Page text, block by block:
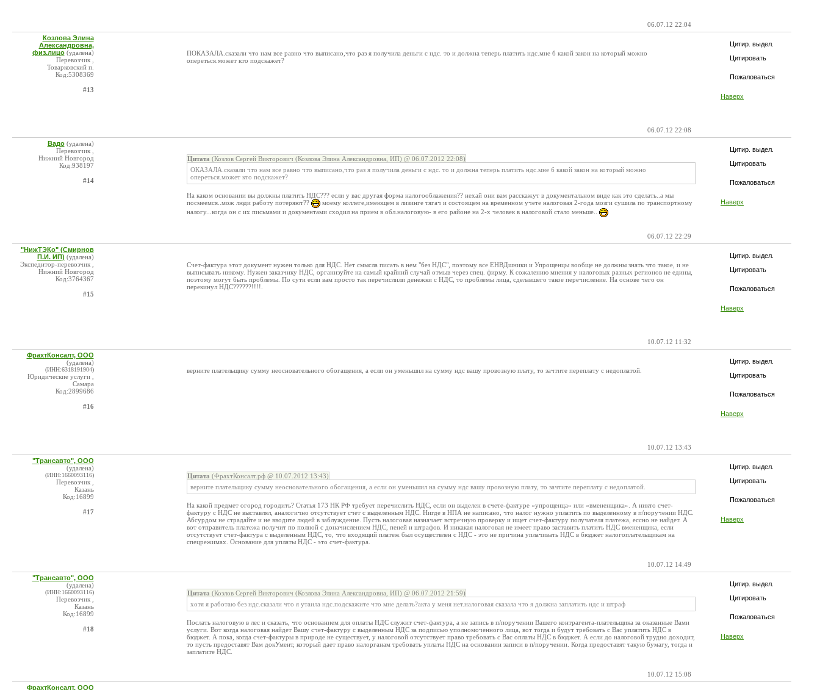
06.07.12 22:04
Цитир. выдел.
Цитировать
Пожаловаться
Наверх
Козлова Элина
Александровна,
физ.лицо (удалена)
Перевозчик ,
Товарковский п.
Код:5308369
#13
ПОКАЗАЛА.сказали что нам все равно что выписано,что раз я получила деньги с ндс. то и должна теперь платить ндс.мне б какой закон на который можно
опереться.может кто подскажет?
06.07.12 22:08
Цитир. выдел.
Цитировать
Пожаловаться
Наверх
Вадо (удалена)
Перевозчик ,
Нижний Новгород
Код:938197
#14
Цитата (Козлов Сергей Викторович (Козлова Элина Александровна, ИП) @ 06.07.2012 22:08)
ОКАЗАЛА.сказали что нам все равно что выписано,что раз я получила деньги с ндс. то и должна теперь платить ндс.мне б какой закон на который можно
опереться.может кто подскажет?
На каком основании вы должны платить НДС??? если у вас другая форма налогооблажения?? нехай они вам расскажут в документальном виде как это сделать..а мы
посмеемся..мож люди работу потеряют??
моему коллеге,имеющем в лизинге тягач и состоящем на временном учете налоговая 2-года мозги сушила по транспортному
налогу...когда он с их письмами и документами сходил на прием в обл.налоговую- в его районе на 2-х человек в налоговой стало меньше..
06.07.12 22:29
Цитир. выдел.
Цитировать
Пожаловаться
Наверх
"НижТЭКо" (Смирнов
П.И. ИП) (удалена)
Экспедитор-перевозчик ,
Нижний Новгород
Код:3764367
#15
Счет-фактура этот документ нужен только для НДС. Нет смысла писать в нем "без НДС", поэтому все ЕНВДшники и Упрощенцы вообще не должны знать что такое, и не
выписывать никому. Нужен заказчику НДС, организуйте на самый крайний случай отмыв через спец. фирму. К сожалению мнения у налоговых разных регионов не едины,
поэтому могут быть проблемы. По сути если вам просто так перечислили денежки с НДС, то проблемы лица, сделавшего такое перечисление. На основе чего он
перекинул НДС??????!!!!.
10.07.12 11:32
Цитир. выдел.
Цитировать
Пожаловаться
Наверх
ФрахтКонсалт, ООО
(удалена)
(ИНН:6318191904)
Юридические услуги ,
Самара
Код:2899686
#16
верните плательщику сумму неосновательного обогащения, а если он уменьшил на сумму ндс вашу провозную плату, то зачтите переплату с недоплатой.
10.07.12 13:43
Цитир. выдел.
Цитировать
Пожаловаться
Наверх
"Трансавто", ООО
(удалена)
(ИНН:1660093116)
Перевозчик ,
Казань
Код:16899
#17
Цитата (ФрахтКонсалт.рф @ 10.07.2012 13:43)
верните плательщику сумму неосновательного обогащения, а если он уменьшил на сумму ндс вашу провозную плату, то зачтите переплату с недоплатой.
На какой предмет огород городить? Статья 173 НК РФ требует перечислить НДС, если он выделен в счете-фактуре «упрощенца» или «вмененщика». А никто счет-
фактуру с НДС не выставлял, аналогично отсутствует счет с выделенным НДС. Нигде в НПА не написано, что налог нужно уплатить по выделенному в п/поручении НДС.
Абсурдом не страдайте и не вводите людей в заблуждение. Пусть налоговая назначает встречную проверку и ищет счет-фактуру получателя платежа, ессно не найдет. А
вот отправитель платежа получит по полной с доначислением НДС, пеней и штрафов. И никакая налоговая не имеет право заставить платить НДС вмененщика, если
отсутствует счет-фактура с выделенным НДС, то, что входящий платеж был осуществлен с НДС - это не причина уплачивать НДС в бюджет налогоплательщикам на
спецрежимах. Основание для уплаты НДС - это счет-фактура.
10.07.12 14:49
Цитир. выдел.
Цитировать
Пожаловаться
Наверх
"Трансавто", ООО
(удалена)
(ИНН:1660093116)
Перевозчик ,
Казань
Код:16899
#18
Цитата (Козлов Сергей Викторович (Козлова Элина Александровна, ИП) @ 06.07.2012 21:59)
хотя я работаю без ндс.сказали что я утаила ндс.подскажите что мне делать?акта у меня нет.налоговая сказала что я должна заплатить ндс и штраф
Послать налоговую в лес и сказать, что основанием для оплаты НДС служит счет-фактура, а не запись в п/поручении Вашего контрагента-плательщика за оказанные Вами
услуги. Вот когда налоговая найдет Вашу счет-фактуру с выделенным НДС за подписью уполномоченного лица, вот тогда и будут требовать с Вас уплатить НДС в
бюджет. А пока, когда счет-фактуры в природе не существует, у налоговой отсутствует право требовать с Вас оплаты НДС в бюджет. А если до налоговой трудно доходит,
то пусть предоставят Вам докУмент, который дает право налорганам требовать уплаты НДС на основании записи в п/поручении. Когда предоставят такую бумагу, тогда и
заплатите НДС.
10.07.12 15:08
ФрахтКонсалт, ООО